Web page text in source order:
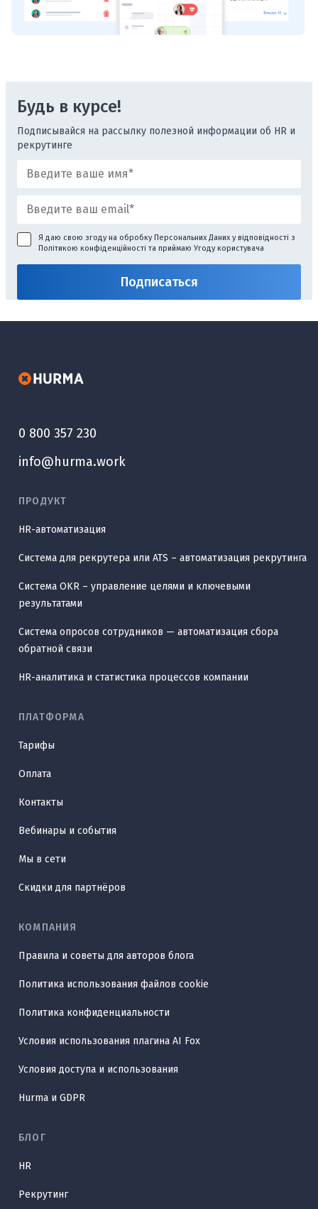
Будь в курсе!
Подписывайся на рассылку полезной информации об HR и
рекрутинге
Я даю свою згоду на обробку Персональних Даних у відповідності з
Політикою конфіденційності та приймаю Угоду користувача
0 800 357 230
info@hurma.work
ПРОДУКТ
HR-автоматизация
Система для рекрутера или ATS – автоматизация рекрутинга
Система OKR – управление целями и ключевыми
результатами
Система опросов сотрудников — автоматизация сбора
обратной связи
HR-аналитика и статистика процессов компании
ПЛАТФОРМА
Тарифы
Оплата
Контакты
Вебинары и события
Мы в сети
Скидки для партнёров
КОМПАНИЯ
Правила и советы для авторов блога
Политика использования файлов cookie
Политика конфиденциальности
Условия использования плагина AI Fox
Условия доступа и использования
Hurma и GDPR
БЛОГ
HR
Рекрутинг